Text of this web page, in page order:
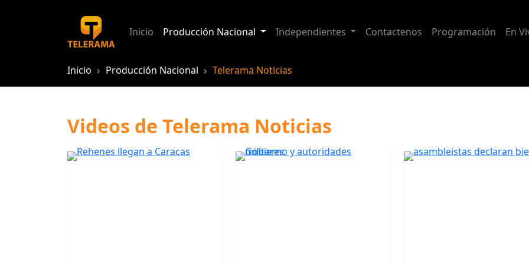
Inicio Producción Nacional Independientes Contactenos Programación En
Inicio Producción Nacional Telerama Noticias
Videos de Telerama Noticias